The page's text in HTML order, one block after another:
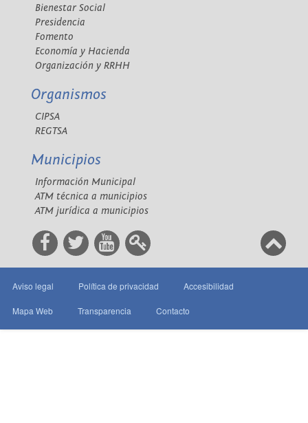
Bienestar Social
Presidencia
Fomento
Economía y Hacienda
Organización y RRHH
Organismos
CIPSA
REGTSA
Municipios
Información Municipal
ATM técnica a municipios
ATM jurídica a municipios
Aviso legal Política de privacidad Accesibilidad
Mapa Web Transparencia Contacto